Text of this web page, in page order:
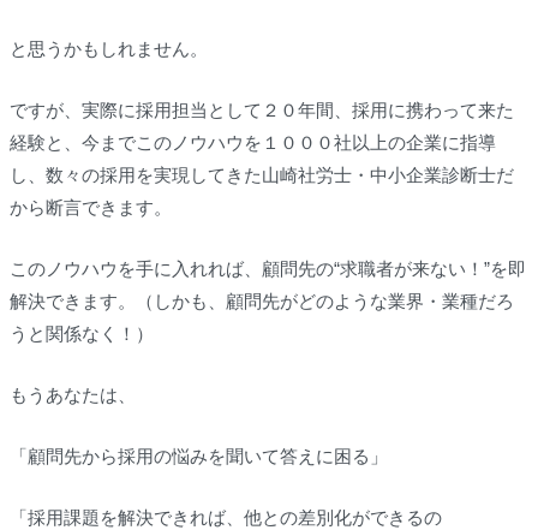
と思うかもしれません。
ですが、実際に採用担当として２０年間、採用に携わって来た
経験と、今までこのノウハウを１０００社以上の企業に指導
し、数々の採用を実現してきた山崎社労士・中小企業診断士だ
から断言できます。
このノウハウを手に入れれば、顧問先の“求職者が来ない！”を即
解決できます。（しかも、顧問先がどのような業界・業種だろ
うと関係なく！）
もうあなたは、
「顧問先から採用の悩みを聞いて答えに困る」
「採用課題を解決できれば、他との差別化ができるの